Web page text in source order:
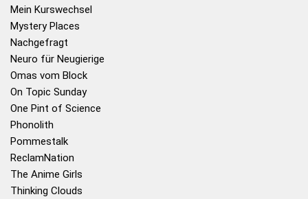
Mein Kurswechsel
Mystery Places
Nachgefragt
Neuro für Neugierige
Omas vom Block
On Topic Sunday
One Pint of Science
Phonolith
Pommestalk
ReclamNation
The Anime Girls
Thinking Clouds